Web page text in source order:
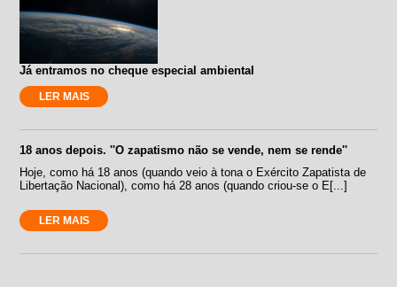
Já entramos no cheque especial ambiental
LER MAIS
18 anos depois. ''O zapatismo não se vende, nem se rende''
Hoje, como há 18 anos (quando veio à tona o Exército Zapatista de
Libertação Nacional), como há 28 anos (quando criou-se o E[...]
LER MAIS